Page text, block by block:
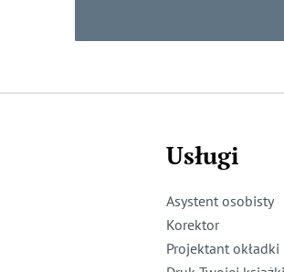
Usługi
Asystent osobisty
Korektor
Projektant okładki